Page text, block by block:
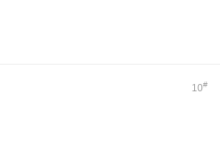
10#